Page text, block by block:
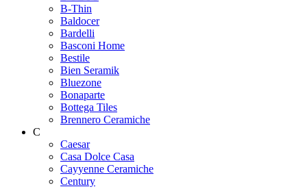
B-Thin
Baldocer
Bardelli
Basconi Home
Bestile
Bien Seramik
Bluezone
Bonaparte
Bottega Tiles
Brennero Ceramiche
C
Caesar
Casa Dolce Casa
Cayyenne Ceramiche
Century